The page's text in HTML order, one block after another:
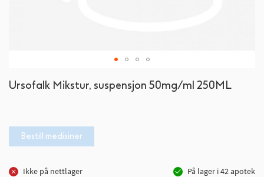
Ursofalk Mikstur, suspensjon 50mg/ml 250ML
Bestill medisiner
Ikke på nettlager På lager i42apotek
til
bildegalleri